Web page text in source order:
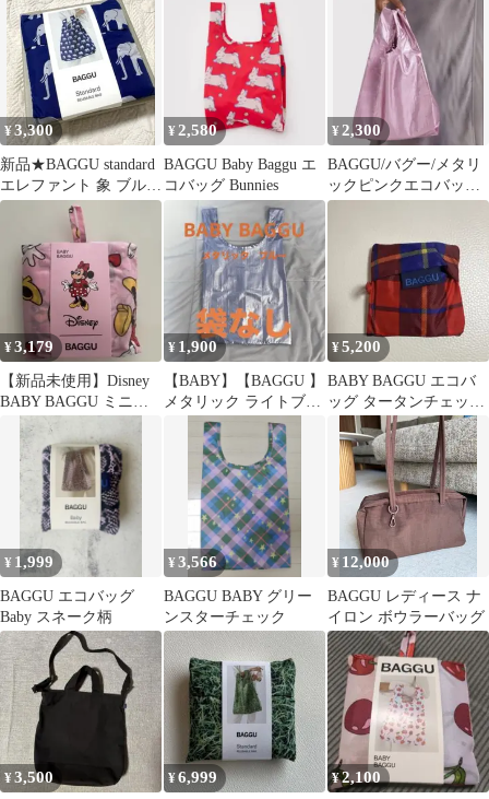
シー 新品
¥3,300
新品★BAGGU standard
エレファント 象 ブルー
エコバック
¥2,580
BAGGU Baby Baggu エ
コバッグ Bunnies
¥2,300
BAGGU/バグー/メタリ
ックピンクエコバッグ/
ショッピングバッグ
¥3,179
【新品未使用】Disney
BABY BAGGU ミニー
マウス
¥ 1,900
【BABY】【BAGGU 】
メタリック ライトブル
ー【袋なし】
¥5,200
BABY BAGGU エコバ
ッグ タータンチェッ
ク 赤 日本限定
¥ 1,999
BAGGU エコバッグ
Baby スネーク柄
¥3,566
BAGGU BABY グリー
ンスターチェック
¥ 12,000
BAGGU レディース ナ
イロン ボウラーバッグ
¥3,500 ¥6,999 ¥2,100